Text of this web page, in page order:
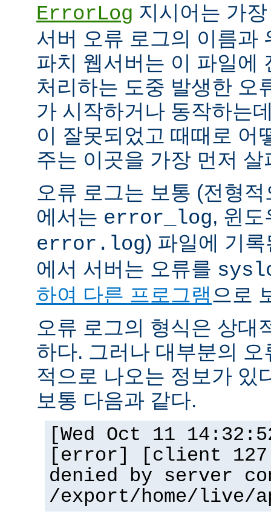
ErrorLog 지시어는 가
서버 오류 로그의 이름과
파치 웹서버는 이 파일에
처리하는 도중 발생한 오
가 시작하거나 동작하는
이 잘못되었고 때때로 어
주는 이곳을 가장 먼저 살
오류 로그는 보통 (전형
에서는 error_log, 윈
error.log) 파일에 기
에서 서버는 오류를
하여 다른 프로그램으로
오류 로그의 형식은 상대
하다. 그러나 대부분의
적으로 나오는 정보가 있
보통 다음과 같다.
[Wed Oct 11
[error] [client
denied by server
/export/home/live/